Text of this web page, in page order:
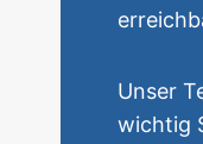
Unser
wichtig